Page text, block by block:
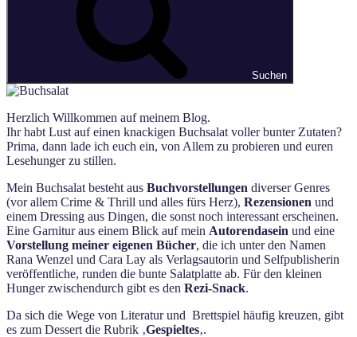
Suchen
Herzlich Willkommen auf meinem Blog.
Ihr habt Lust auf einen knackigen Buchsalat voller bunter Zutaten?
Prima, dann lade ich euch ein, von Allem zu probieren und euren
Lesehunger zu stillen.
Mein Buchsalat besteht aus Buchvorstellungen diverser Genres
(vor allem Crime & Thrill und alles fürs Herz), Rezensionen und
einem Dressing aus Dingen, die sonst noch interessant erscheinen.
Eine Garnitur aus einem Blick auf mein Autorendasein und eine
Vorstellung meiner eigenen Bücher, die ich unter den Namen
Rana Wenzel und Cara Lay als Verlagsautorin und Selfpublisherin
veröffentliche, runden die bunte Salatplatte ab. Für den kleinen
Hunger zwischendurch gibt es den Rezi-Snack.
Da sich die Wege von Literatur und Brettspiel häufig kreuzen, gibt
es zum Dessert die Rubrik ‚Gespieltes‚.